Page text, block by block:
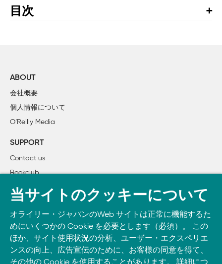
目次
		1.1.1	なぜ重要なの？
		1.1.2	どうすればいいの？
		1.1.4	これはどうなの？
	1.2	HSQLDBデータベースエンジン
		1.2.1	なぜ重要なの？
		1.2.3	これはどうなの？
	1.3	Hibernateの入手
		1.3.1	どうすればいいの？
	1.4	プロジェクト階層の設定
		1.4.1	なぜ重要なの？
		1.4.2	どうすればいいの？
		1.4.3	クイックテスト
		1.4.4	何が起こったの？
ABOUT
会社概要
個人情報について
O’Reilly Media
SUPPORT
Contact us
Bookclub
書籍注文
Take O’Reilly with you and learn anywhere, anytime on your
phone
and tablet.
当サイトのクッキーについて
オライリー・ジャパンのWeb サイトは正常に機能するた
めにいくつかの Cookie を必要とします（必須）。 この
ほか、サイト使用状況の分析、ユーザー・エクスペリエ
ンスの向上、広告宣伝のために、お客様の同意を得て、
その他の Cookie を使用することがあります。 詳細につ